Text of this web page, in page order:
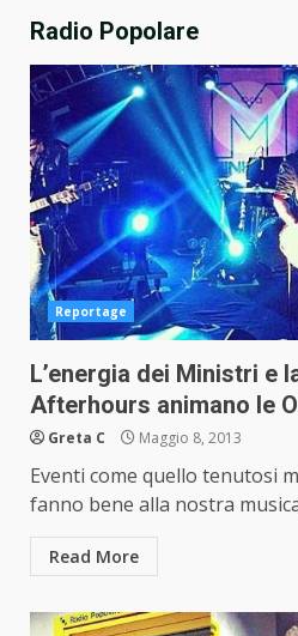
Radio Popolare
Reportage
L’energia dei Ministri e
Afterhours animano le
Greta C Maggio 8, 2013
Eventi come quello tenutosi
fanno bene alla nostra
Read More